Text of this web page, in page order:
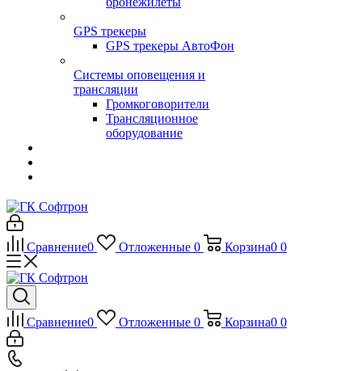
GPS трекеры
GPS трекеры АвтоФон
Системы оповещения и
трансляции
Громкоговорители
Трансляционное
оборудование
Сравнение0 Отложенные 0 Корзина0 0
Сравнение0 Отложенные 0 Корзина0 0